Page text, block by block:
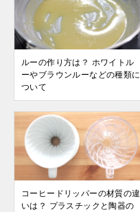
ルーの作り方は？ ホワイトル
ーやブラウンルーなどの種類に
ついて
コーヒードリッパーの材質の違
いは？ プラスチックと陶器の